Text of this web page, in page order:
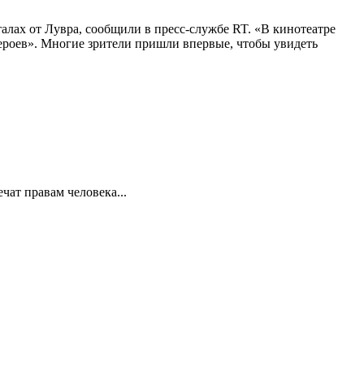
от Лувра, сообщили в пресс-службе RT. «В кинотеатре
Многие зрители пришли впервые, чтобы увидеть
правам человека...